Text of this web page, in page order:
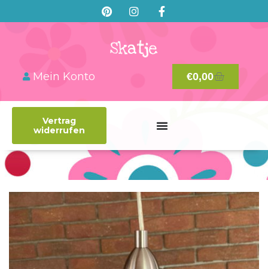
Mein Konto €0,00
Vertrag
widerrufen